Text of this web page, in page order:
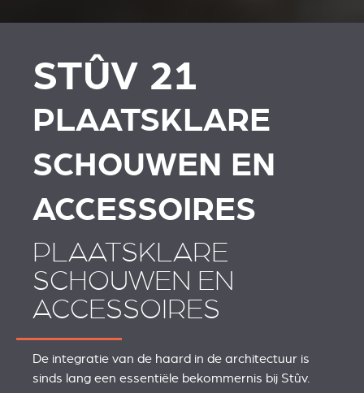
STÛV 21
PLAATSKLARE
SCHOUWEN EN
ACCESSOIRES
PLAATSKLARE
SCHOUWEN EN
ACCESSOIRES
De integratie van de haard in de architectuur is
sinds lang een essentiële bekommernis bij Stûv.
ACCESSOIRES
ACCESSOIRES VOOR